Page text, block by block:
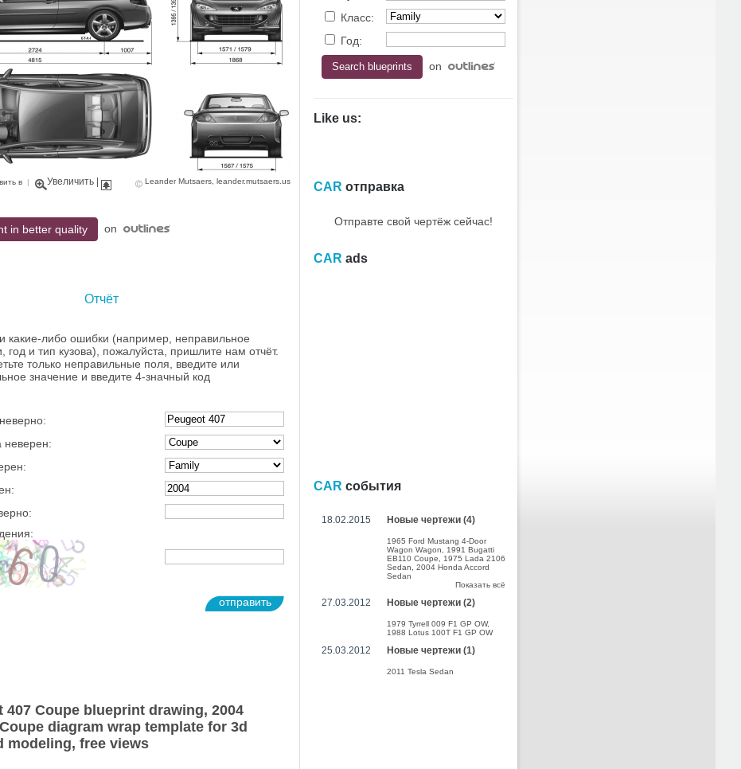
в | Увеличить Leander Mutsaers, leander.mutsaers.us
in better quality on
Отчёт
какие-либо ошибки (например, неправильное
год и тип кузова), пожалуйста, пришлите нам отчёт.
только неправильные поля, введите или
значение и введите 4-значный код
неверен:
отправить
407 Coupe blueprint drawing, 2004
diagram wrap template for 3d
modeling, free views
Класс:
Год:
on
Like us:
CAR отправка
Отправте свой чертёж сейчас!
CAR ads
CAR события
18.02.2015 Новые чертежи (4)
1965 Ford Mustang 4-Door
Wagon Wagon
1991 Bugatti
EB110 Coupe
1975 Lada 2106
Sedan
2004 Honda Accord
Sedan
Показать всё
27.03.2012 Новые чертежи (2)
1979 Tyrrell 009 F1 GP OW,
1988 Lotus 100T F1 GP OW
25.03.2012 Новые чертежи (1)
2011 Tesla Sedan